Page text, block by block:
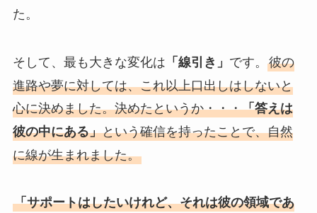
た。
そして、最も大きな変化は 「線引き」 です。 彼の
進路や夢に対しては、これ以上口出しはしないと
心に決めました。決めたというか・・・「答えは
彼の中にある」という確信を持ったことで、自然
に線が生まれました。
「サポートはしたいけれど、それは彼の領域であ